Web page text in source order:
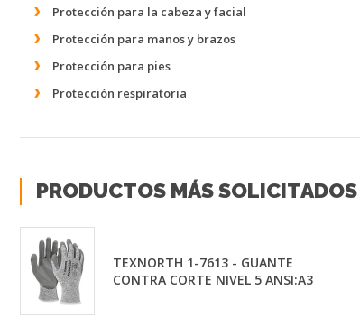
Protección para la cabeza y facial
Protección para manos y brazos
Protección para pies
Protección respiratoria
PRODUCTOS MÁS SOLICITADOS
TEXNORTH 1-7613 - GUANTE
CONTRA CORTE NIVEL 5 ANSI:A3